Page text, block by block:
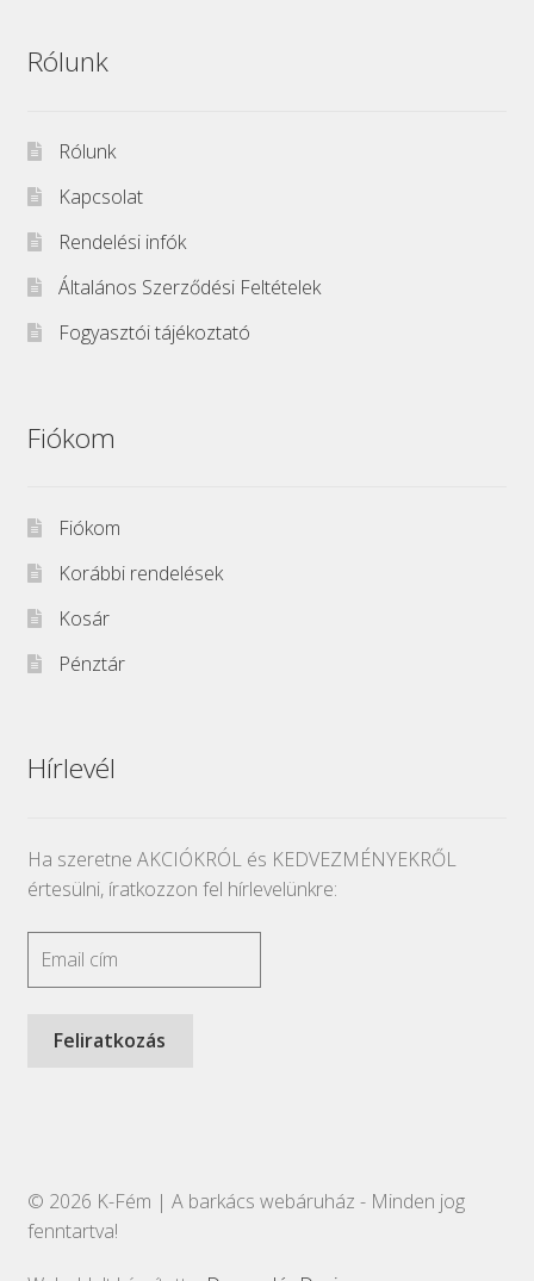
Rólunk
Rólunk
Kapcsolat
Rendelési infók
Általános Szerződési Feltételek
Fogyasztói tájékoztató
Fiókom
Fiókom
Korábbi rendelések
Kosár
Pénztár
Hírlevél
Ha szeretne AKCIÓKRÓL és KEDVEZMÉNYEKRŐL
értesülni, íratkozzon fel hírlevelünkre:
© 2026 K-Fém | A barkács webáruház - Minden jog
fenntartva!